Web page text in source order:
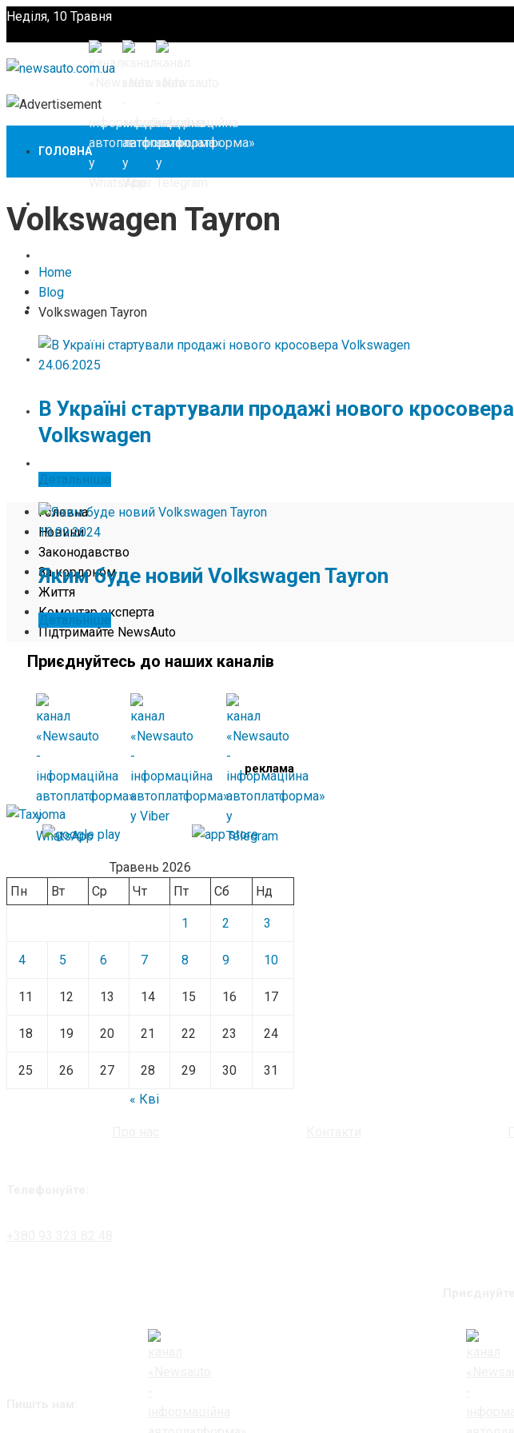
Неділя, 10 Травня
ГОЛОВНА
ЗА КОРДОНОМ
ЖИТТЯ
КОМЕНТАР ЕКСПЕРТА
Головна
Новини
Законодавство
За кордоном
Життя
Коментар експерта
Підтримайте NewsAuto
Volkswagen Tayron
Home
Blog
Volkswagen Tayron
24.06.2025
В Україні стартували продажі нового кросовера
Volkswagen
Детальніше
19.09.2024
Яким буде новий Volkswagen Tayron
Детальніше
Приєднуйтесь до наших каналів
реклама
Травень 2026
Пн
Вт Ср Чт Пт Сб Нд
1 2 3
4 5 6 7 8 9 10
11 12 13 14 15 16 17
18 19 20 21 22 23 24
25 26 27 28 29 30
31
« Кві